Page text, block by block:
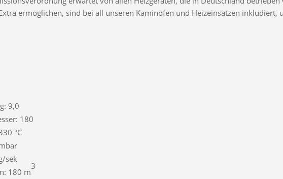
ermöglichen, sind bei all unseren Kaminöfen und Heizeinsätzen
9,0
180
°C
sek
180 m
3